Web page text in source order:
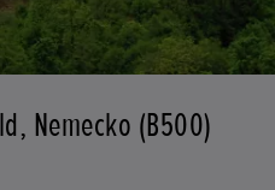
Nemecko (B500)